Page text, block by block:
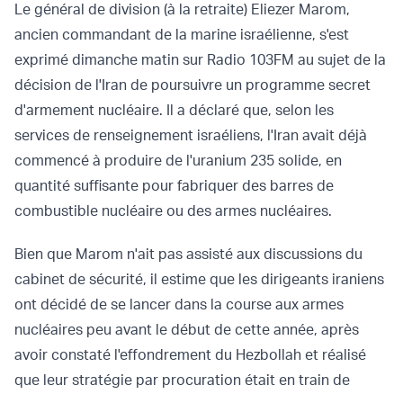
Le général de division (à la retraite) Eliezer Marom,
ancien commandant de la marine israélienne, s'est
exprimé dimanche matin sur Radio 103FM au sujet de la
décision de l'Iran de poursuivre un programme secret
d'armement nucléaire. Il a déclaré que, selon les
services de renseignement israéliens, l'Iran avait déjà
commencé à produire de l'uranium 235 solide, en
quantité suffisante pour fabriquer des barres de
combustible nucléaire ou des armes nucléaires.
Bien que Marom n'ait pas assisté aux discussions du
cabinet de sécurité, il estime que les dirigeants iraniens
ont décidé de se lancer dans la course aux armes
nucléaires peu avant le début de cette année, après
avoir constaté l'effondrement du Hezbollah et réalisé
que leur stratégie par procuration était en train de